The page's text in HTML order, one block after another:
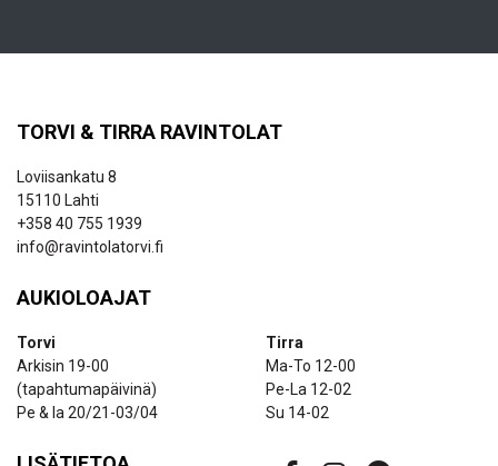
TORVI & TIRRA RAVINTOLAT
Loviisankatu 8
15110 Lahti
+358 40 755 1939
info@ravintolatorvi.fi
AUKIOLOAJAT
Torvi
Arkisin 19-00
(tapahtumapäivinä)
Pe & la 20/21-03/04
Tirra
Ma-To 12-00
Pe-La 12-02
Su 14-02